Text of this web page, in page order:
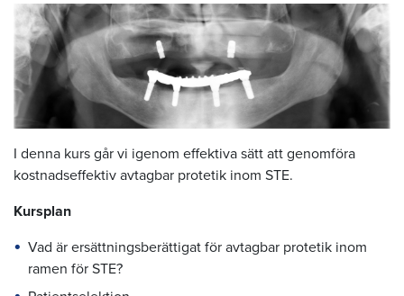
I denna kurs går vi igenom effektiva sätt att genomföra
kostnadseffektiv avtagbar protetik inom STE.
Kursplan
Vad är ersättningsberättigat för avtagbar protetik inom
ramen för STE?